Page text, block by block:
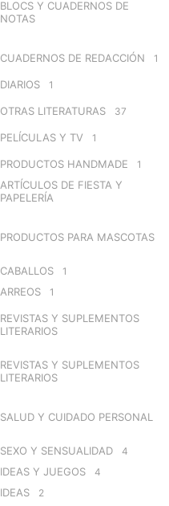
BLOCS Y CUADERNOS DE
NOTAS
CUADERNOS DE REDACCIÓN 1
DIARIOS 1
OTRAS LITERATURAS 37
PELÍCULAS Y TV 1
PRODUCTOS HANDMADE 1
ARTÍCULOS DE FIESTA Y
PAPELERÍA
PRODUCTOS PARA MASCOTAS
CABALLOS 1
ARREOS 1
REVISTAS Y SUPLEMENTOS
LITERARIOS
REVISTAS Y SUPLEMENTOS
LITERARIOS
SALUD Y CUIDADO PERSONAL
SEXO Y SENSUALIDAD 4
IDEAS Y JUEGOS 4
IDEAS 2